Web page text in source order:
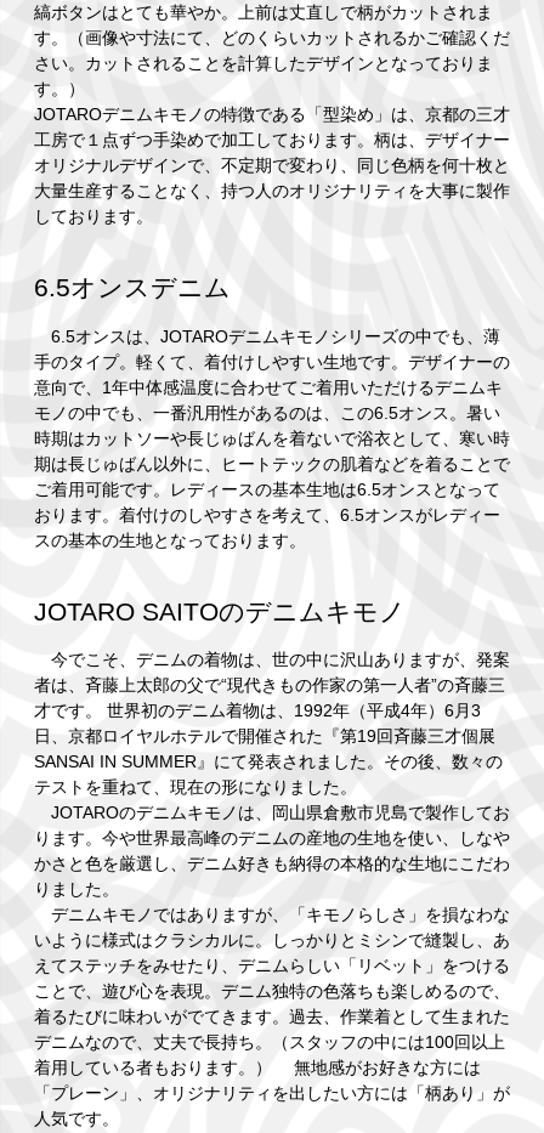
縞ボタンはとても華やか。上前は丈直しで柄がカットされま
す。（画像や寸法にて、どのくらいカットされるかご確認くだ
さい。カットされることを計算したデザインとなっておりま
す。）
JOTAROデニムキモノの特徴である「型染め」は、京都の三才
工房で１点ずつ手染めで加工しております。柄は、デザイナー
オリジナルデザインで、不定期で変わり、同じ色柄を何十枚と
大量生産することなく、持つ人のオリジナリティを大事に製作
しております。
6.5オンスデニム
6.5オンスは、JOTAROデニムキモノシリーズの中でも、薄
手のタイプ。軽くて、着付けしやすい生地です。デザイナーの
意向で、1年中体感温度に合わせてご着用いただけるデニムキ
モノの中でも、一番汎用性があるのは、この6.5オンス。暑い
時期はカットソーや長じゅばんを着ないで浴衣として、寒い時
期は長じゅばん以外に、ヒートテックの肌着などを着ることで
ご着用可能です。レディースの基本生地は6.5オンスとなって
おります。着付けのしやすさを考えて、6.5オンスがレディー
スの基本の生地となっております。
JOTARO SAITOのデニムキモノ
今でこそ、デニムの着物は、世の中に沢山ありますが、発案
者は、斉藤上太郎の父で“現代きもの作家の第一人者”の斉藤三
才です。 世界初のデニム着物は、1992年（平成4年）6月3
日、京都ロイヤルホテルで開催された『第19回斉藤三才個展
SANSAI IN SUMMER』にて発表されました。その後、数々の
テストを重ねて、現在の形になりました。
JOTAROのデニムキモノは、岡山県倉敷市児島で製作してお
ります。今や世界最高峰のデニムの産地の生地を使い、しなや
かさと色を厳選し、デニム好きも納得の本格的な生地にこだわ
りました。
デニムキモノではありますが、「キモノらしさ」を損なわな
いように様式はクラシカルに。しっかりとミシンで縫製し、あ
えてステッチをみせたり、デニムらしい「リベット」をつける
ことで、遊び心を表現。デニム独特の色落ちも楽しめるので、
着るたびに味わいがでてきます。過去、作業着として生まれた
デニムなので、丈夫で長持ち。（スタッフの中には100回以上
着用している者もおります。） 無地感がお好きな方には
「プレーン」、オリジナリティを出したい方には「柄あり」が
人気です。